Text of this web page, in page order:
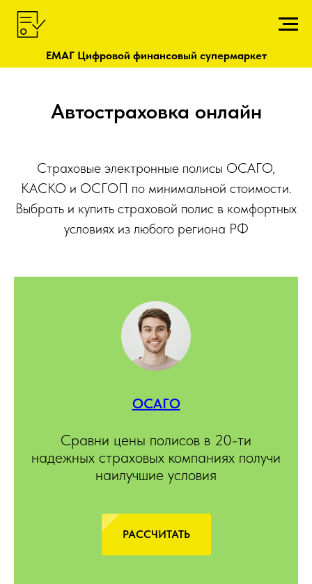
ЕМАГ Цифровой финансовый супермаркет
Автостраховка онлайн
Страховые электронные полисы ОСАГО,
КАСКО и ОСГОП по минимальной стоимости.
Выбрать и купить страховой полис в комфортных
условиях из любого региона РФ
ОСАГО
Сравни цены полисов в 20-ти
надежных страховых компаниях получи
наилучшие условия
РАССЧИТАТЬ